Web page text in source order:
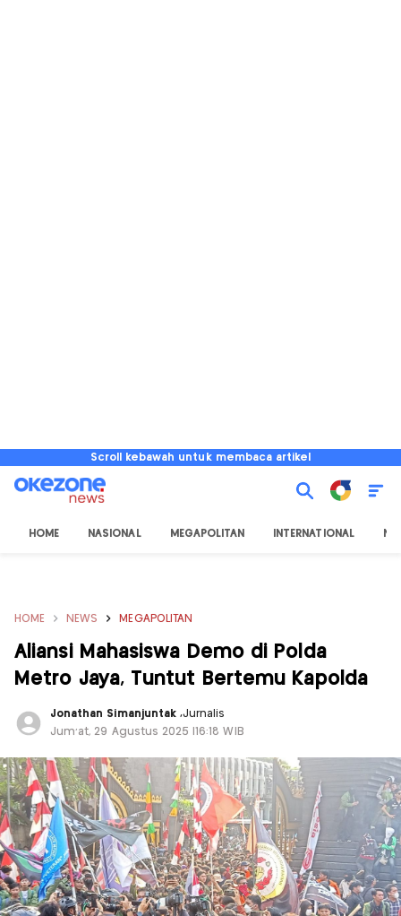
Scroll kebawah untuk membaca artikel
HOME NASIONAL MEGAPOLITAN INTERNATIONAL
HOME NEWS MEGAPOLITAN
Aliansi Mahasiswa Demo di Polda
Metro Jaya, Tuntut Bertemu Kapolda
Jonathan Simanjuntak,Jurnalis
Jum'at, 29 Agustus 2025 |16:18 WIB